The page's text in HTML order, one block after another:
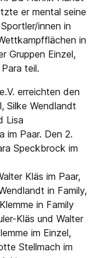
er mental seine
innen in
in
Gruppen Einzel,
teil.
erreichten den
Silke Wendlandt
Lisa
im Paar. Den 2.
Speckbrock im
Kläs im Paar,
in Family,
in Family
Kläs und Walter
im Einzel,
Stellmach im